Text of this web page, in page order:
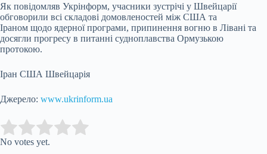
Як повідомляв Укрінформ, учасники зустрічі у Швейцарії
обговорили всі складові домовленостей між США та
Іраном щодо ядерної програми, припинення вогню в Лівані та
досягли прогресу в питанні судноплавства Ормузькою
протокою.
Іран США Швейцарія
Джерело: www.ukrinform.ua
Rate this item:
No votes yet.